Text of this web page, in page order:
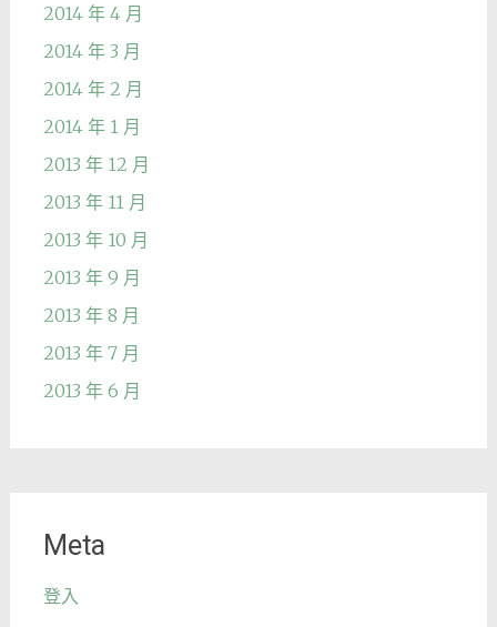
2014 年 4 月
2014 年 3 月
2014 年 2 月
2014 年 1 月
2013 年 12 月
2013 年 11 月
2013 年 10 月
2013 年 9 月
2013 年 8 月
2013 年 7 月
2013 年 6 月
Meta
登入